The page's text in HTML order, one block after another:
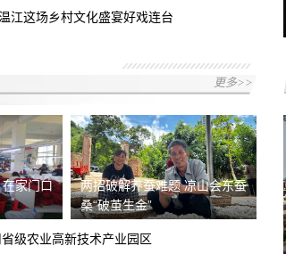
录音证据
车未给
门店并赔
，给消费
支付的部
江这场乡村文化盛宴好戏连台
更多>>
家门口
两招破解养蚕难题 凉山会东蚕
桑“破茧生金”
级农业高新技术产业园区